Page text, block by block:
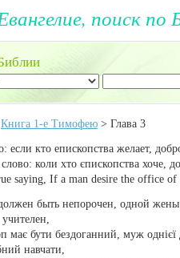
поиск
Книга 1-е Тимофею > Глава 3
если кто епископства желает,
коли хто єпископства хоче,
saying, If a man desire the office of
быть непорочен, одной
бути бездоганний, муж
навчати,